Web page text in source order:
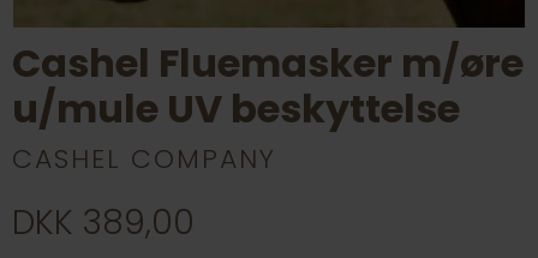
Cashel Fluemasker m/øre
u/mule UV beskyttelse
CASHEL COMPANY
DKK 389,00